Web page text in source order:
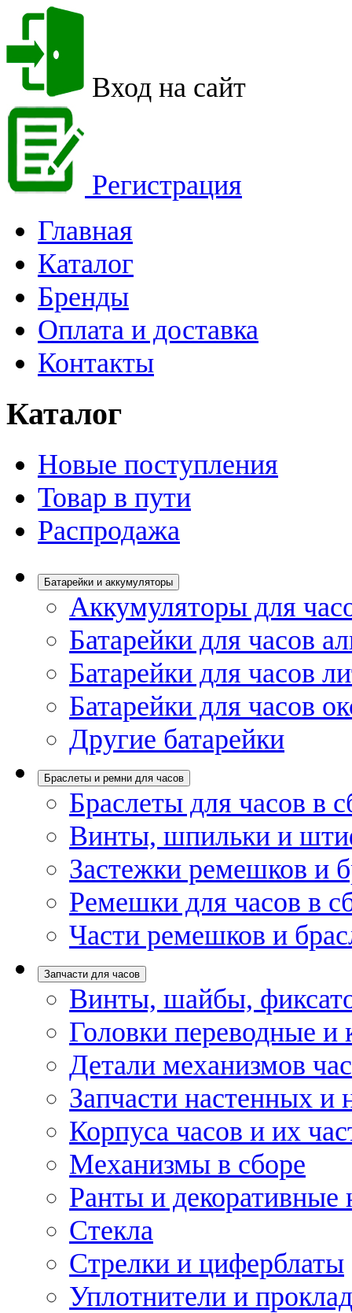
Вход на сайт
Регистрация
Главная
Каталог
Бренды
Оплата и доставка
Контакты
Каталог
Новые поступления
Товар в пути
Распродажа
Батарейки и аккумуляторы
Аккумуляторы для
Батарейки для часов
Батарейки для часов
Батарейки для часов
Другие батарейки
Браслеты и ремни для часов
Браслеты для часов в
Винты, шпильки и
Застежки ремешков и
Ремешки для часов в
Части ремешков и
Запчасти для часов
Винты, шайбы,
Головки переводные и
Детали механизмов
Запчасти настенных и
Корпуса часов и их
Механизмы в сборе
Ранты и декоративные
Стекла
Стрелки и циферблаты
Уплотнители и